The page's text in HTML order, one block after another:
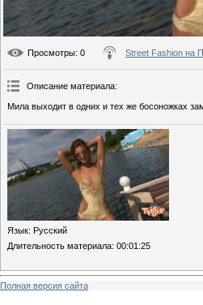
Просмотры: 0 Street Fashion на
Описание материала:
Мила выходит в одних и тех же босоножках
Язык: Русский
Длительность материала: 00:01:25
Полная версия сайта